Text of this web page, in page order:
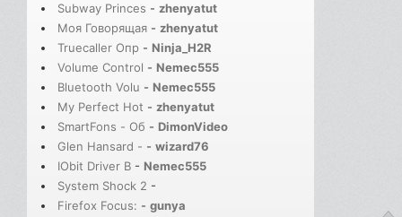
Subway Princes - zhenyatut
Моя Говорящая - zhenyatut
Truecaller Опр - Ninja_H2R
Volume Control - Nemec555
Bluetooth Volu - Nemec555
My Perfect Hot - zhenyatut
SmartFons - Об - DimonVideo
Glen Hansard - - wizard76
IObit Driver B - Nemec555
System Shock 2 -
Firefox Focus: - gunya